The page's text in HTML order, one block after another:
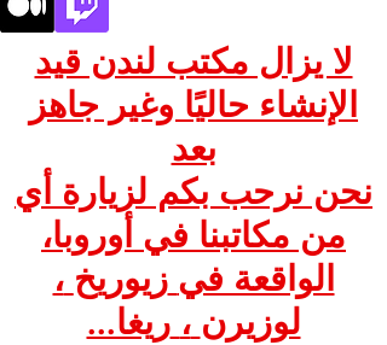
لا يزال مكتب لندن قيد
الإنشاء حاليًا وغير جاهز
بعد
نحن نرحب بكم لزيارة أي
من مكاتبنا في أوروبا،
الواقعة في زيوريخ ،
لوزيرن ، ريغا...